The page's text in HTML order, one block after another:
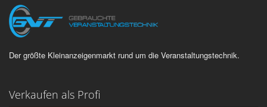
Der größte Kleinanzeigenmarkt rund um die Veranstaltungstechnik.
Verkaufen als Profi